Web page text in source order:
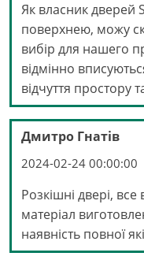
Як власник дверей
поверхнею, можу
вибір для нашего
відмінно
відчуття простору
Дмитро Гнатів
2024-02-24 00:00:00
Розкішні двері,
матеріал
наявність повної